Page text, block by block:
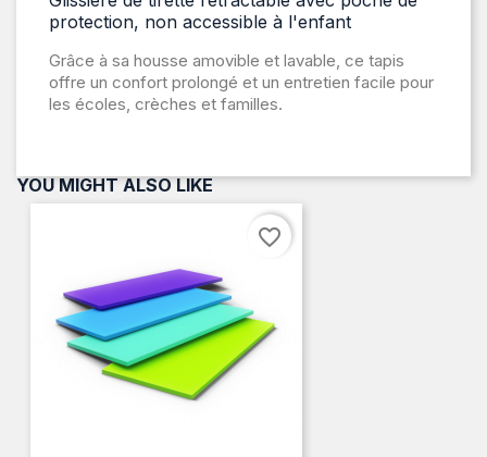
protection, non accessible à l'enfant
Grâce à sa housse amovible et lavable, ce tapis
offre un confort prolongé et un entretien facile pour
les écoles, crèches et familles.
YOU MIGHT ALSO LIKE
favorite_border